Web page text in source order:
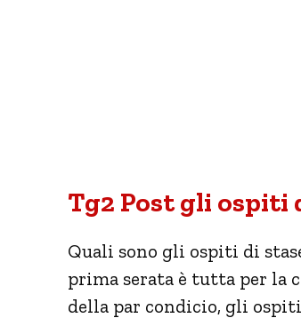
Tg2 Post gli ospiti
Quali sono gli ospiti di
prima serata è tutta per la
della par condicio, gli